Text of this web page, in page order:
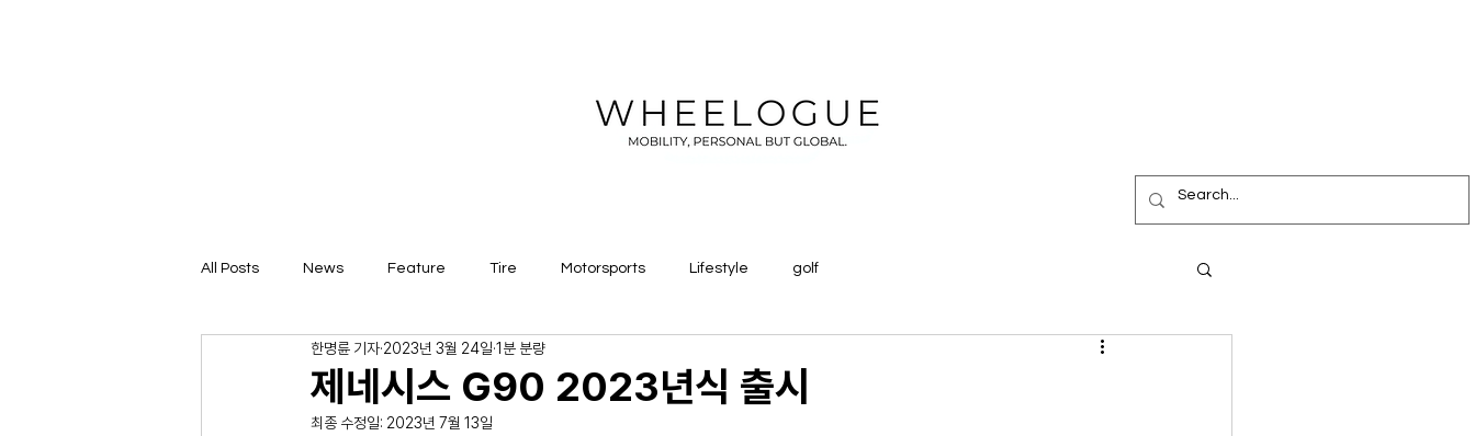
All Posts News Feature Tire Motorsports Lifestyle golf
제네시스 G90 2023년식 출시
한명륜 기자 2023년 3월 24일 1분 분량
최종 수정일: 2023년 7월 13일